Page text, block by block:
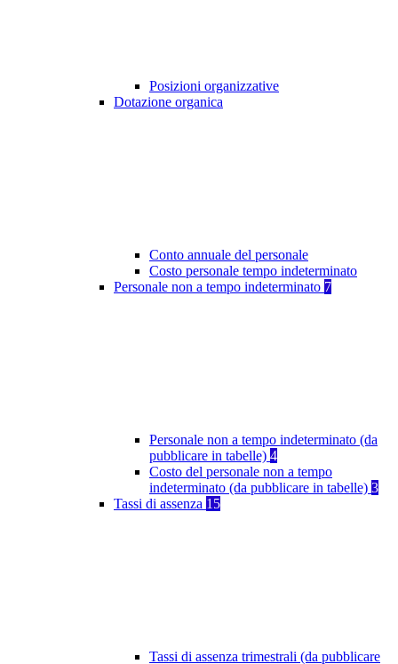
Posizioni organizzative
Dotazione organica
Conto annuale del personale
Costo personale tempo indeterminato
Personale non a tempo indeterminato 7
Personale non a tempo indeterminato (da
pubblicare in tabelle) 4
Costo del personale non a tempo
indeterminato (da pubblicare in tabelle) 3
Tassi di assenza 15
Tassi di assenza trimestrali (da pubblicare